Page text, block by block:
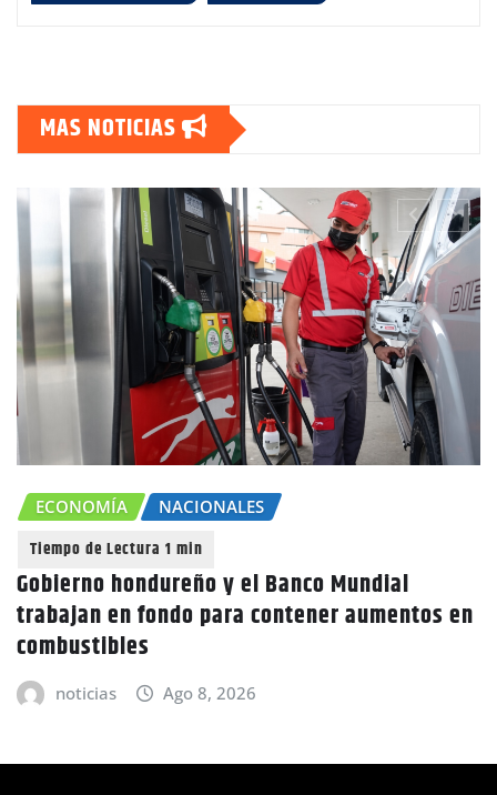
MAS NOTICIAS
ECONOMÍA NACIONALES
Gobierno hondureño y el Banco Mundial
trabajan en fondo para contener aumentos en
combustibles
noticias Ago 8, 2026